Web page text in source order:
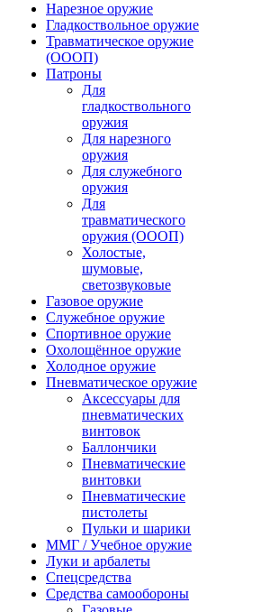
Нарезное оружие
Гладкоствольное оружие
Травматическое оружие
(ОООП)
Патроны
Для
гладкоствольного
оружия
Для нарезного
оружия
Для служебного
оружия
Для
травматического
оружия (ОООП)
Холостые,
шумовые,
светозвуковые
Газовое оружие
Служебное оружие
Спортивное оружие
Охолощённое оружие
Холодное оружие
Пневматическое оружие
Аксессуары для
пневматических
винтовок
Баллончики
Пневматические
винтовки
Пневматические
пистолеты
Пульки и шарики
ММГ / Учебное оружие
Луки и арбалеты
Спецсредства
Средства самообороны